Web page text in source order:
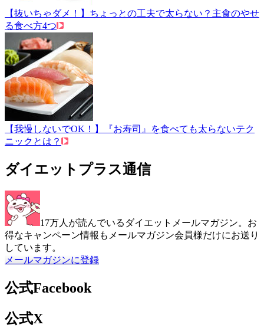
【抜いちゃダメ！】ちょっとの工夫で太らない？主食のやせ
る食べ方4つ
【我慢しないでOK！】『お寿司』を食べても太らないテク
ニックとは？
ダイエットプラス通信
17万人が読んでいるダイエットメールマガジン。お
得なキャンペーン情報もメールマガジン会員様だけにお送り
しています。
メールマガジンに登録
公式Facebook
公式X